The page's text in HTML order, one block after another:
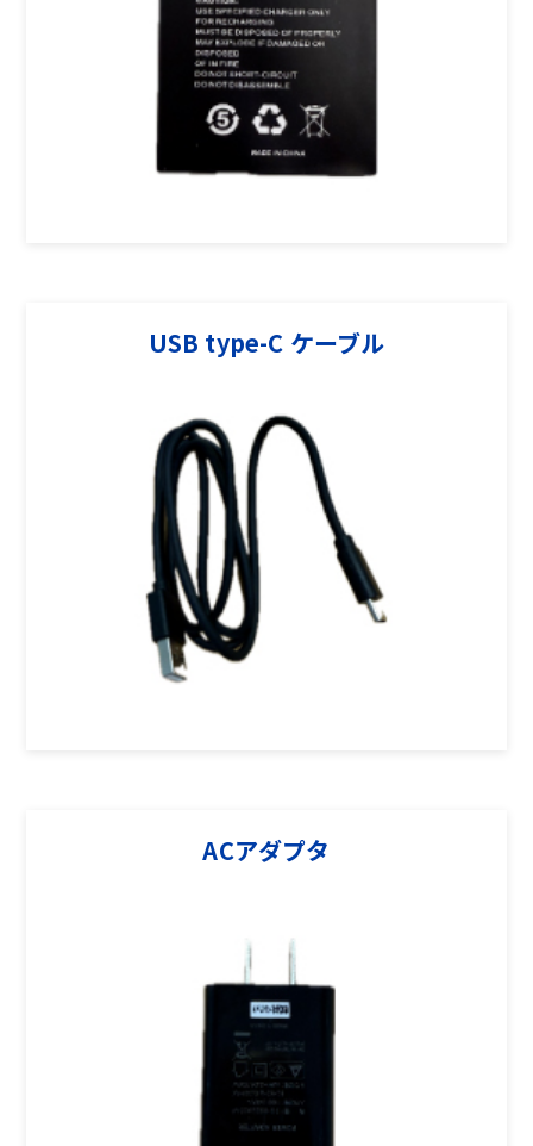
USB type-C ケーブル
ACアダプタ